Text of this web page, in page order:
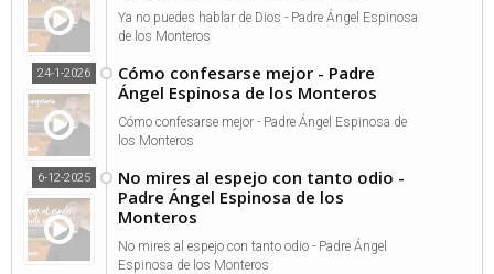
Ya no puedes hablar de Dios - Padre Ángel Espinosa
de los Monteros
Cómo confesarse mejor - Padre
Ángel Espinosa de los Monteros
24-1-2026
Cómo confesarse mejor - Padre Ángel Espinosa de
los Monteros
No mires al espejo con tanto odio -
Padre Ángel Espinosa de los
Monteros
6-12-2025
No mires al espejo con tanto odio - Padre Ángel
Espinosa de los Monteros